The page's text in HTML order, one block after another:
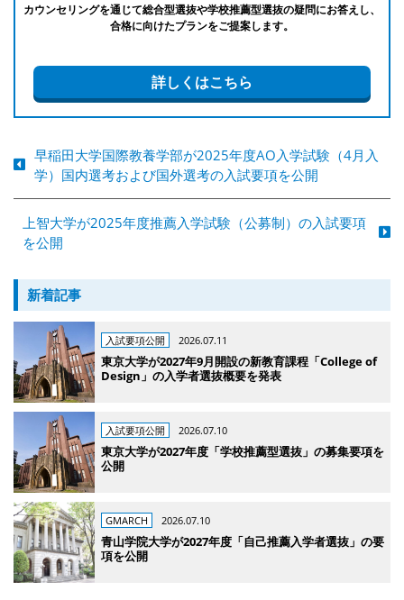
カウンセリングを通じて総合型選抜や学校推薦型選抜の疑問にお答えし、
合格に向けたプランをご提案します。
詳しくはこちら
早稲田大学国際教養学部が2025年度AO入学試験（4月入
学）国内選考および国外選考の入試要項を公開
上智大学が2025年度推薦入学試験（公募制）の入試要項
を公開
新着記事
入試要項公開 2026.07.11
東京大学が2027年9月開設の新教育課程「College of
Design」の入学者選抜概要を発表
入試要項公開 2026.07.10
東京大学が2027年度「学校推薦型選抜」の募集要項を
公開
GMARCH 2026.07.10
青山学院大学が2027年度「自己推薦入学者選抜」の要
項を公開